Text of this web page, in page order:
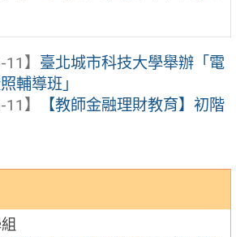
】 臺北城市科技大學舉辦「電
輔導班」
】
【教師金融理財教育】初階